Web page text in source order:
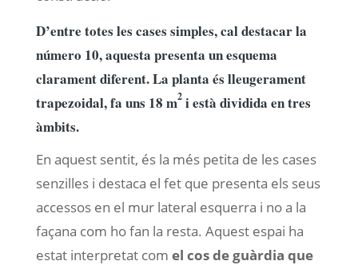
D’entre totes les cases simples, cal destacar la
número 10, aquesta presenta un esquema
clarament diferent. La planta és lleugerament
trapezoidal, fa uns 18 m2i està dividida en tres
àmbits.
En aquest sentit, és la més petita de les cases
senzilles i destaca el fet que presenta els seus
accessos en el mur lateral esquerra i no a la
façana com ho fan la resta. Aquest espai ha
estat interpretat com el cos de guàrdia que